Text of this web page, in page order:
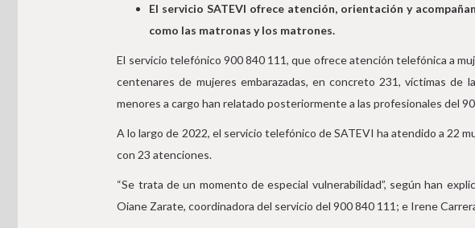
El servicio SATEVI ofrece atención, orientación y
como las matronas y los matrones.
El servicio telefónico 900 840 111, que ofrece atención telefónica a
centenares de mujeres embarazadas, en concreto 231, víctimas de
menores a cargo han relatado posteriormente a las profesionales del
A lo largo de 2022, el servicio telefónico de SATEVI ha atendido a 22
con 23 atenciones.
“Se trata de un momento de especial vulnerabilidad”, según han
Oiane Zarate, coordinadora del servicio del 900 840 111; e Irene